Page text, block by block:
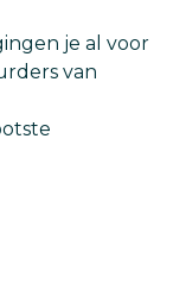
je al voor
van